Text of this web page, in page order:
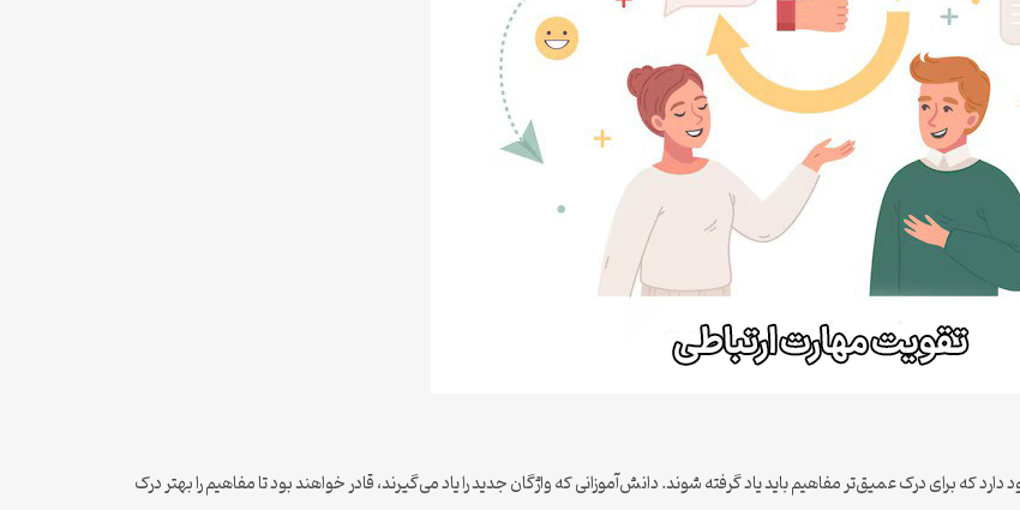
که برای درک عمیق‌تر مفاهیم باید یاد گرفته شوند. دانش‌آموزانی که واژگان جدید را یاد می‌گیرند، قادر خواهند بود تا مفاهیم را بهتر درک